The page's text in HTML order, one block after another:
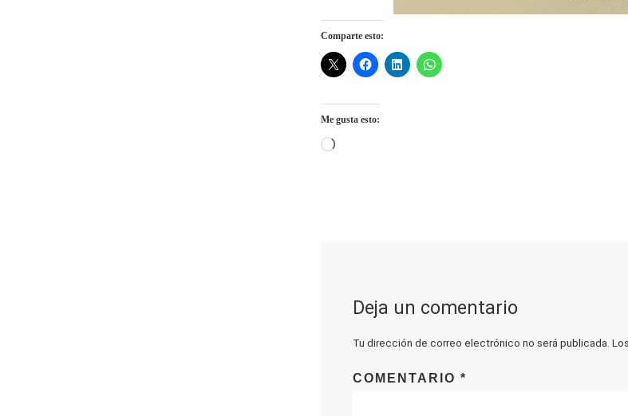
Comparte esto:
Me gusta esto:
Cargando...
Deja un comentario
Tu dirección de correo electrónico no será publicada.
COMENTARIO *